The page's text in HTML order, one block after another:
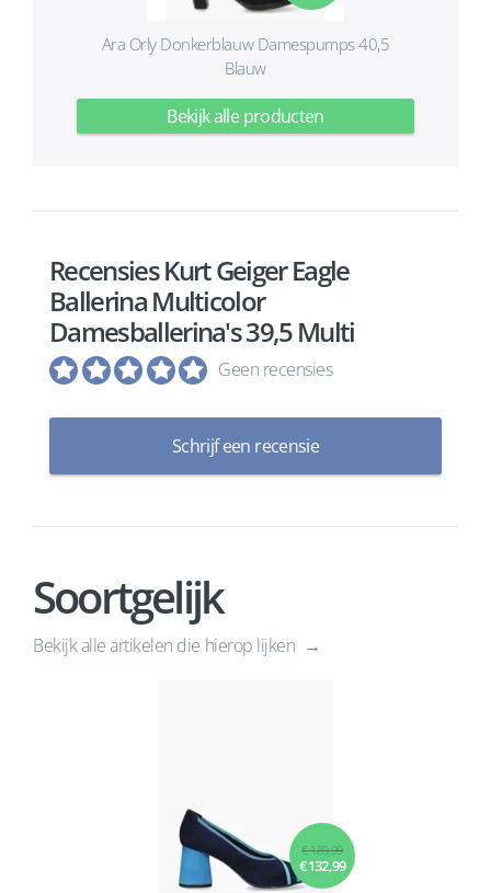
Ara Orly Donkerblauw Damespumps 40,5
Blauw
Bekijk alle producten
Recensies Kurt Geiger Eagle
Ballerina Multicolor
Damesballerina's 39,5 Multi
Geen recensies
Schrijf een recensie
Soortgelijk
Bekijk alle artikelen die hierop lijken
€ 189,99
€ 132,99